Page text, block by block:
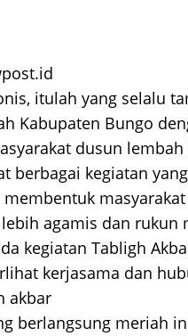
itulah yang selalu
Kabupaten Bungo
dusun
berbagai kegiatan
agamis dan rukun
kegiatan Tabligh
kerjasama dan
akbar
berlangsung meriah